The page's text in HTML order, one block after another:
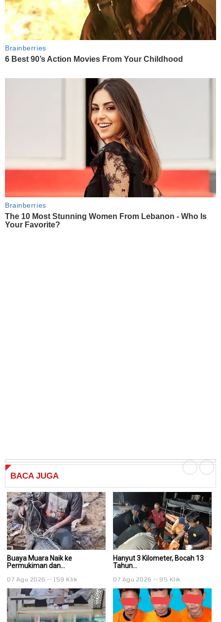
BACA JUGA
Buaya Muara Naik ke
Permukiman dan...
07 Agu 2026 159 Klik
Hanyut 3 Kilometer, Bocah 13
Tahun...
07 Agu 2026 95 Klik